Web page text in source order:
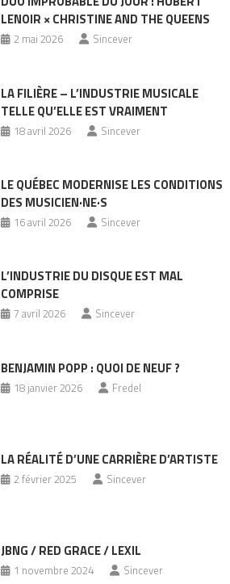
LENOIR × CHRISTINE AND THE QUEENS
2 mai 2026 Sincever
LA FILIÈRE – L’INDUSTRIE MUSICALE
TELLE QU’ELLE EST VRAIMENT
18 avril 2026 Sincever
LE QUÉBEC MODERNISE LES CONDITIONS
DES MUSICIEN·NE·S
16 avril 2026 Sincever
L’INDUSTRIE DU DISQUE EST MAL
COMPRISE
7 avril 2026 Sincever
BENJAMIN POPP : QUOI DE NEUF ?
18 janvier 2026 Fredel
LA RÉALITÉ D’UNE CARRIÈRE D’ARTISTE
2 février 2025 Sincever
JBNG / RED GRACE / LEXIL
1 novembre 2024 Sincever